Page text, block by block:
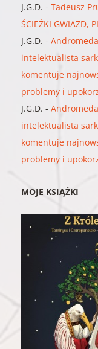
J.G.D. -Tadeusz
ŚCIEŻKI GWIAZD,
J.G.D. -
intelektualista
komentuje
problemy i
J.G.D. -
intelektualista
komentuje
problemy i
MOJE KSIĄŻKI